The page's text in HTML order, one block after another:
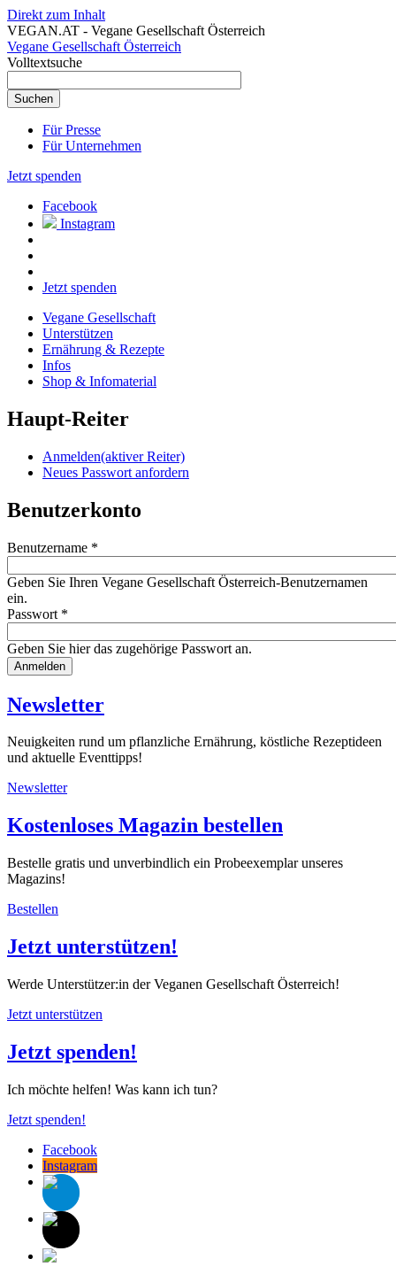
Direkt zum Inhalt
VEGAN.AT - Vegane Gesellschaft Österreich
Vegane Gesellschaft Österreich
Volltextsuche
Für Presse
Für Unternehmen
Jetzt spenden
Facebook
Instagram
Jetzt spenden
Vegane Gesellschaft
Unterstützen
Ernährung & Rezepte
Infos
Shop & Infomaterial
Haupt-Reiter
Anmelden(aktiver Reiter)
Neues Passwort anfordern
Benutzerkonto
Benutzername *
Geben Sie Ihren Vegane Gesellschaft Österreich-Benutzernamen
ein.
Passwort *
Geben Sie hier das zugehörige Passwort an.
Website
URL
Newsletter
Neuigkeiten rund um pflanzliche Ernährung, köstliche Rezeptideen
und aktuelle Eventtipps!
Newsletter
Kostenloses Magazin bestellen
Bestelle gratis und unverbindlich ein Probeexemplar unseres
Magazins!
Bestellen
Jetzt unterstützen!
Werde Unterstützer:in der Veganen Gesellschaft Österreich!
Jetzt unterstützen
Jetzt spenden!
Ich möchte helfen! Was kann ich tun?
Jetzt spenden!
Facebook
Instagram